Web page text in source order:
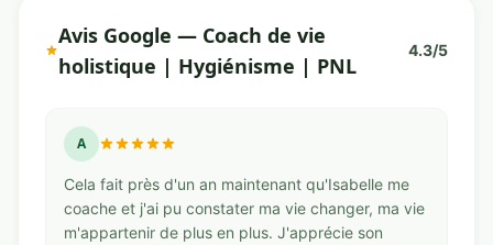
Avis Google — Coach de vie
holistique | Hygiénisme | PNL
4.3/5
A
Cela fait près d'un an maintenant qu'Isabelle me
coache et j'ai pu constater ma vie changer, ma vie
m'appartenir de plus en plus. J'apprécie son